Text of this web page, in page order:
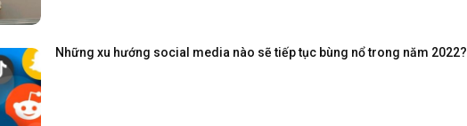
Những xu hướng social media nào sẽ tiếp tục bùng nổ trong năm 2022?